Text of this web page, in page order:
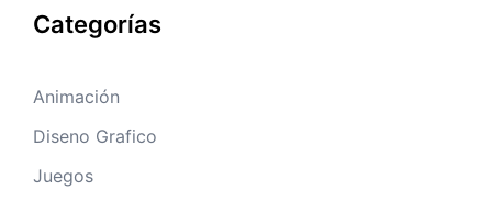
Categorías
Animación
Diseno Grafico
Juegos